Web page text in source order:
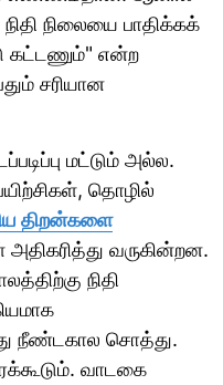
நிலையை பாதிக்கக்
கட்டணும்" என்ற
சரியான
மட்டும் அல்ல.
தொழில்
திறன்களை
வருகின்றன.
நிதி
நீண்டகால சொத்து.
வாடகை